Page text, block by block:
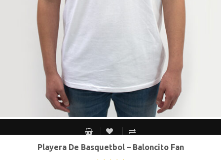
CH M G XG
Playera De Basquetbol – Baloncito Fan